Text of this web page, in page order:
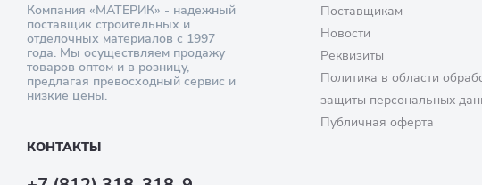
Компания «МАТЕРИК» - надежный
поставщик строительных и
отделочных материалов с 1997
года. Мы осуществляем продажу
товаров оптом и в розницу,
предлагая превосходный сервис и
низкие цены.
КОНТАКТЫ
Поставщикам
Новости
Реквизиты
Политика в области
защиты персональных
Публичная оферта